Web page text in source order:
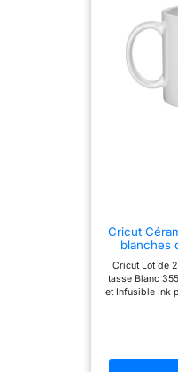
l'espresso !
adaptée aux
classiques
doubles.
ergonomique - Nos
tiennent bien en
grâce à leurs
ergonomiques !
pour des
au micro-ondes,
compromis sur le
Cricut
blanches
Cricut
Cricut Lot de
tasse Blanc
et Infusible Ink
micro-ondes